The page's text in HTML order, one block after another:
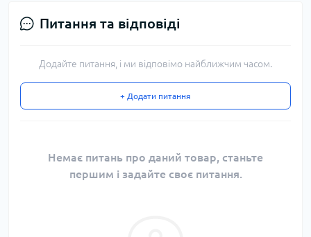
Питання та відповіді
Додайте питання, і ми відповімо найближчим часом.
+ Додати питання
Немає питань про даний товар, станьте
першим і задайте своє питання.